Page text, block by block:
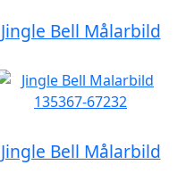
Jingle Bell Målarbild
Jingle Bell Målarbild